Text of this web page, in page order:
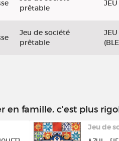
prêtable
JEU
Jeu de société
prêtable
en famille, c'est plus
Jeu de